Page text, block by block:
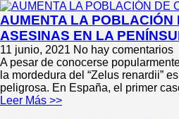
AUMENTA LA POBLACIÓN
ASESINAS EN LA
11 junio, 2021 No hay comentarios
A pesar de conocerse
la mordedura del “Zelus renardii”
peligrosa. En España, el primer
Leer Más >>